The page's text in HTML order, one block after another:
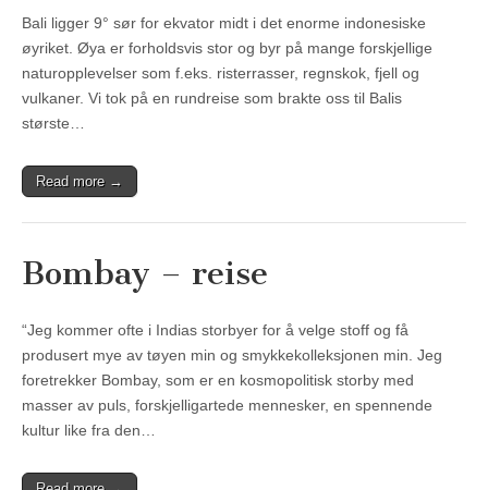
Bali ligger 9° sør for ekvator midt i det enorme indonesiske
øyriket. Øya er forholdsvis stor og byr på mange forskjellige
naturopplevelser som f.eks. risterrasser, regnskok, fjell og
vulkaner. Vi tok på en rundreise som brakte oss til Balis
største…
Read more →
Bombay – reise
“Jeg kommer ofte i Indias storbyer for å velge stoff og få
produsert mye av tøyen min og smykkekolleksjonen min. Jeg
foretrekker Bombay, som er en kosmopolitisk storby med
masser av puls, forskjelligartede mennesker, en spennende
kultur like fra den…